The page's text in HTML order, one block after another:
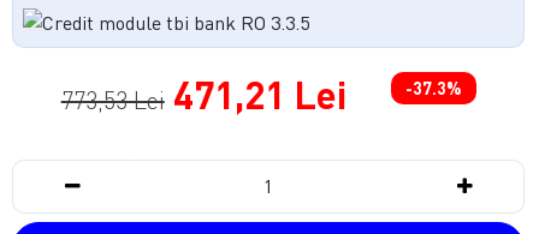
773,53 Lei 471,21 Lei -37.3%